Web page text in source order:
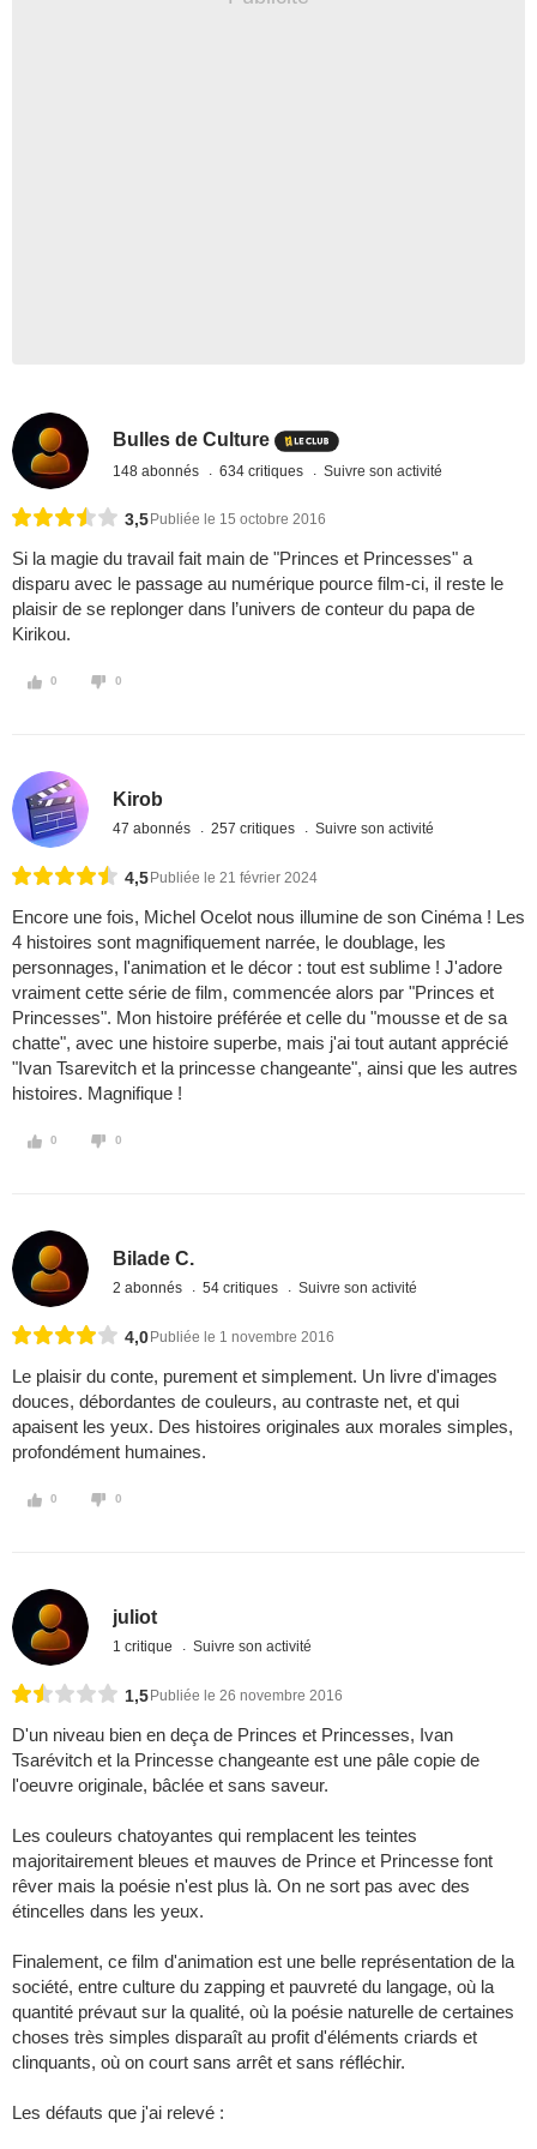
Bulles de Culture
148 abonnés 634 critiques Suivre son activité
3,5 Publiée le 15 octobre 2016
Si la magie du travail fait main de "Princes et Princesses" a
disparu avec le passage au numérique pource film-ci, il reste le
plaisir de se replonger dans l’univers de conteur du papa de
Kirikou.
0 0
Kirob
47 abonnés 257 critiques Suivre son activité
4,5 Publiée le 21 février 2024
Encore une fois, Michel Ocelot nous illumine de son Cinéma ! Les
4 histoires sont magnifiquement narrée, le doublage, les
personnages, l'animation et le décor : tout est sublime ! J'adore
vraiment cette série de film, commencée alors par "Princes et
Princesses". Mon histoire préférée et celle du "mousse et de sa
chatte", avec une histoire superbe, mais j'ai tout autant apprécié
"Ivan Tsarevitch et la princesse changeante", ainsi que les autres
histoires. Magnifique !
0 0
Bilade C.
2 abonnés 54 critiques Suivre son activité
4,0 Publiée le 1 novembre 2016
Le plaisir du conte, purement et simplement. Un livre d'images
douces, débordantes de couleurs, au contraste net, et qui
apaisent les yeux. Des histoires originales aux morales simples,
profondément humaines.
0 0
juliot
1 critique Suivre son activité
1,5 Publiée le 26 novembre 2016
D'un niveau bien en deça de Princes et Princesses, Ivan
Tsarévitch et la Princesse changeante est une pâle copie de
l'oeuvre originale, bâclée et sans saveur.
Les couleurs chatoyantes qui remplacent les teintes
majoritairement bleues et mauves de Prince et Princesse font
rêver mais la poésie n'est plus là. On ne sort pas avec des
étincelles dans les yeux.
Finalement, ce film d'animation est une belle représentation de la
société, entre culture du zapping et pauvreté du langage, où la
quantité prévaut sur la qualité, où la poésie naturelle de certaines
choses très simples disparaît au profit d'éléments criards et
clinquants, où on court sans arrêt et sans réfléchir.
Les défauts que j'ai relevé :